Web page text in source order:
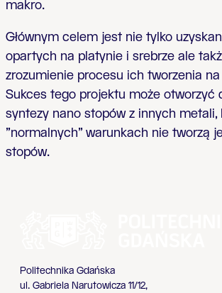
makro.
Głównym celem jest nie tylko
opartych na platynie i srebrze ale
zrozumienie procesu ich tworzenia
Sukces tego projektu może otworzyć
syntezy nano stopów z innych metali,
"normalnych" warunkach nie tworzą
stopów.
Politechnika Gdańska
ul. Gabriela Narutowicza 11/12,